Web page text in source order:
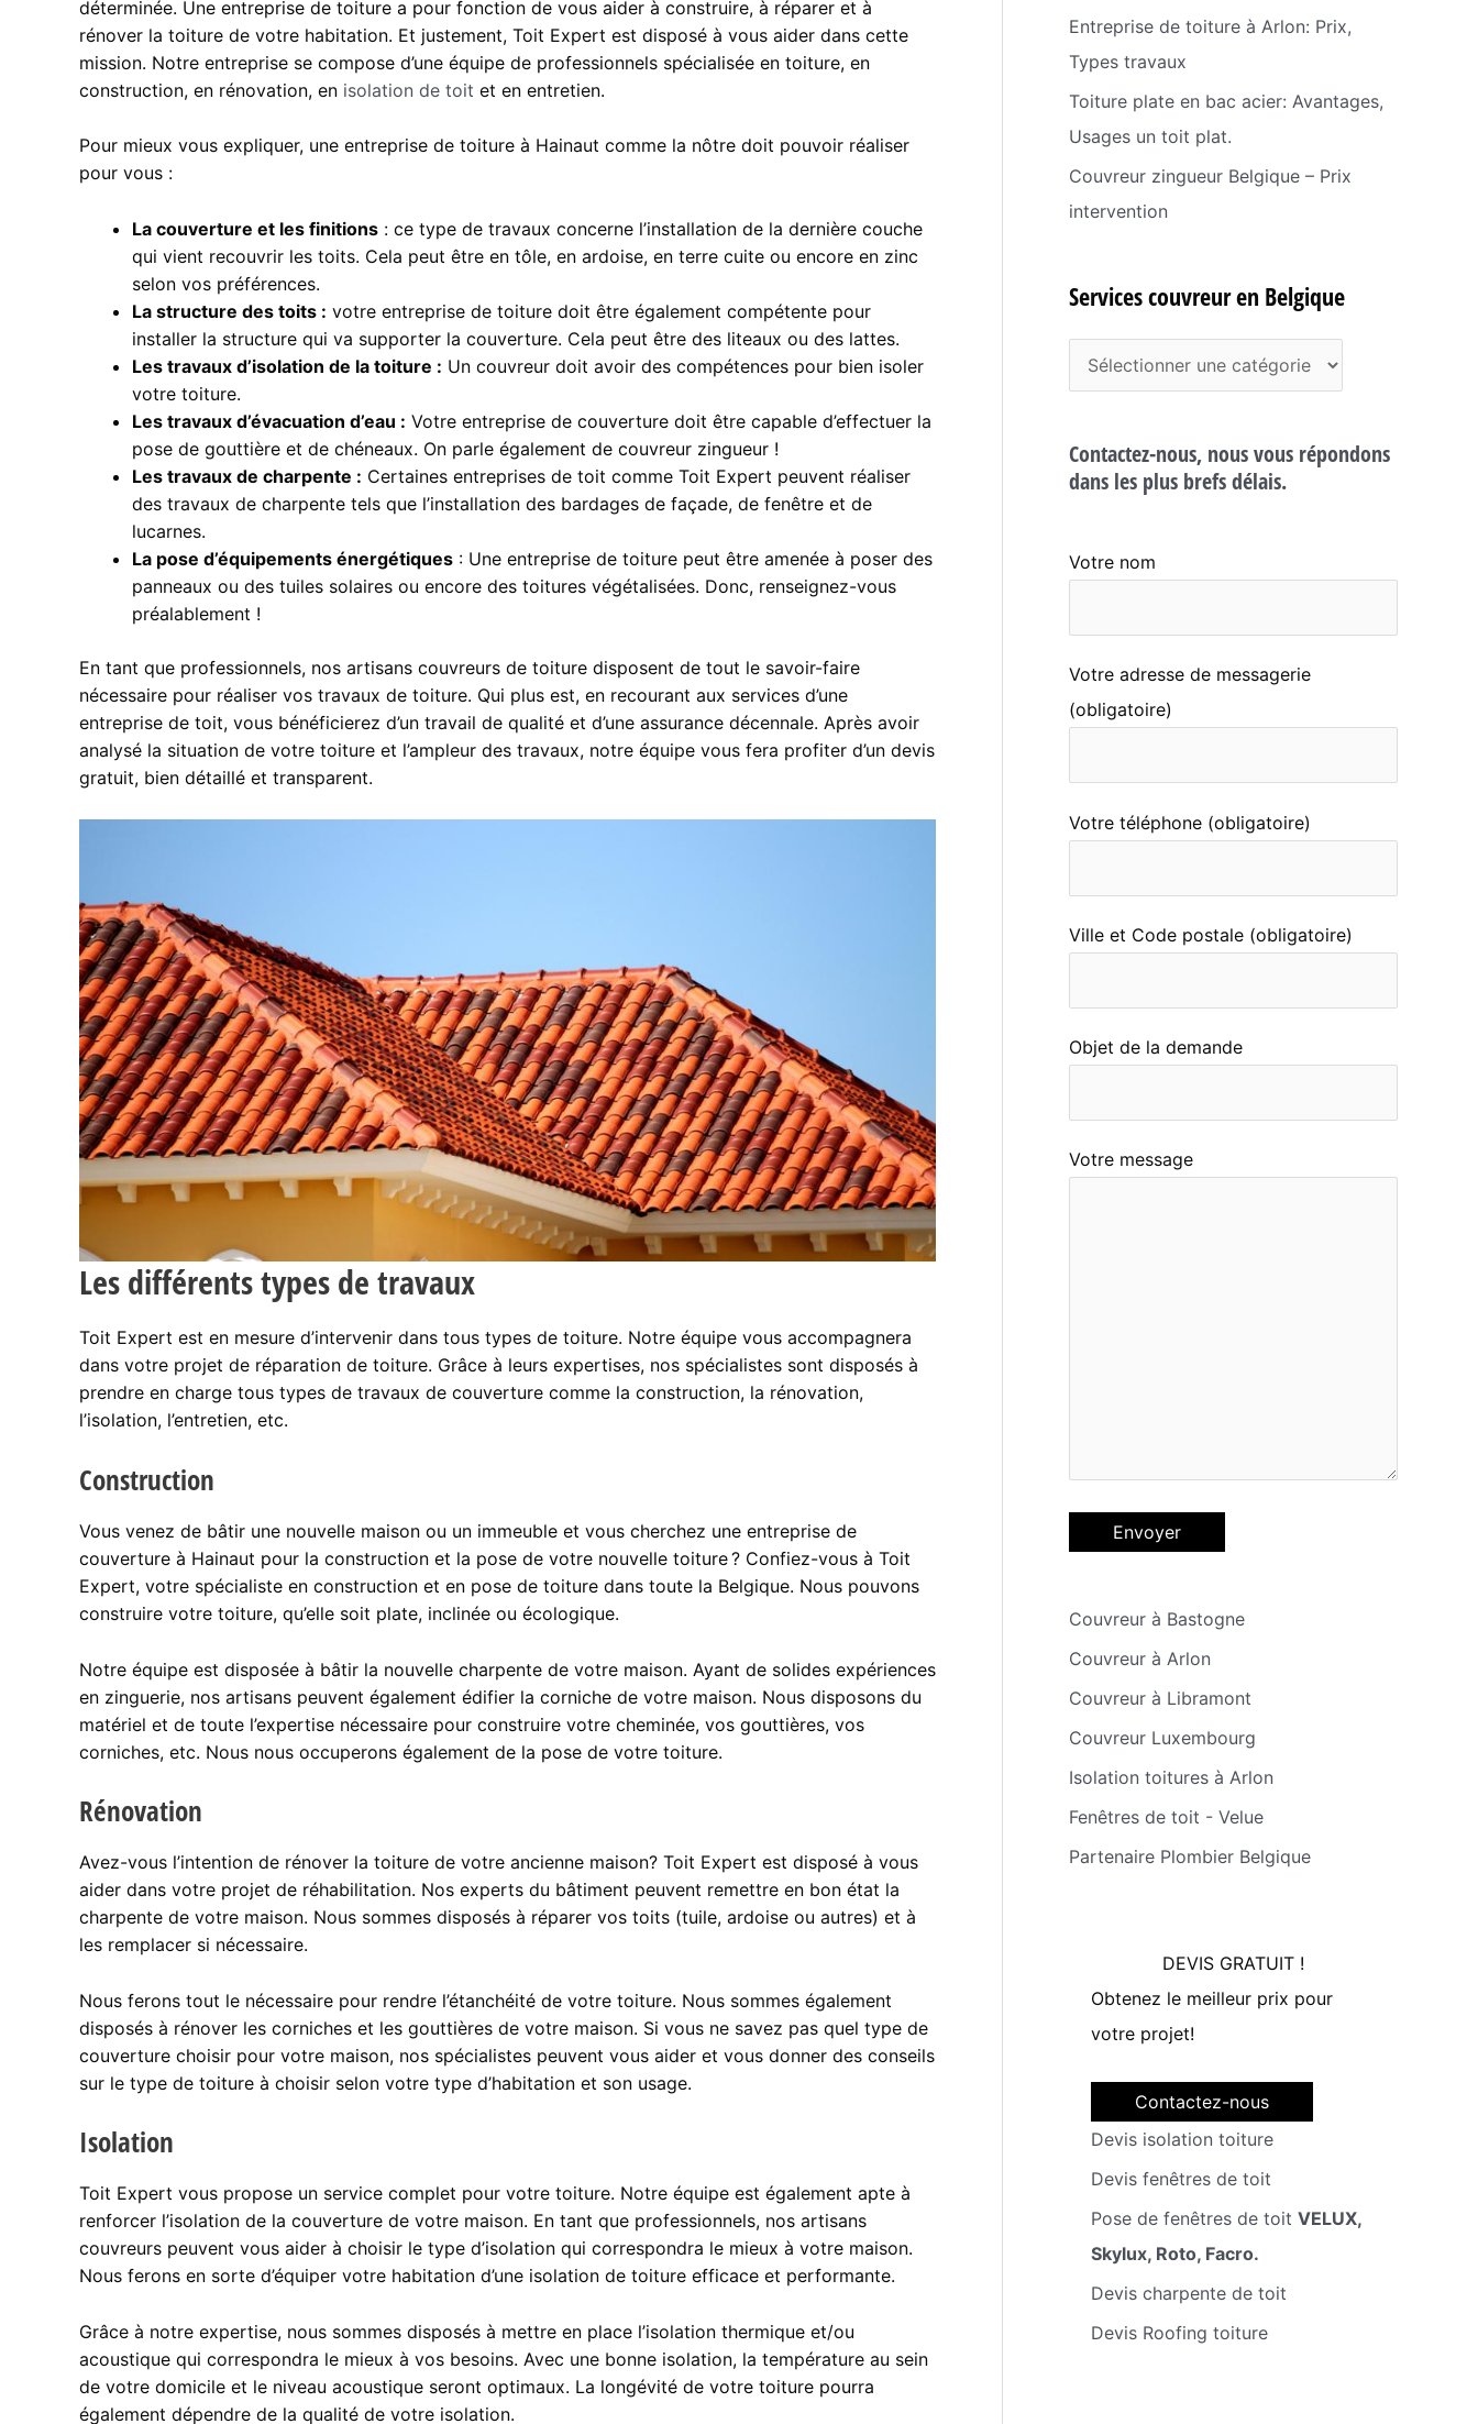
déterminée. Une entreprise de toiture a pour fonction de vous aider à construire, à réparer et à
rénover la toiture de votre habitation. Et justement, Toit Expert est disposé à vous aider dans cette
mission. Notre entreprise se compose d’une équipe de professionnels spécialisée en toiture, en
construction, en rénovation, en isolation de toit et en entretien.
Pour mieux vous expliquer, une entreprise de toiture à Hainaut comme la nôtre doit pouvoir réaliser
pour vous :
La couverture et les finitions : ce type de travaux concerne l’installation de la dernière couche
qui vient recouvrir les toits. Cela peut être en tôle, en ardoise, en terre cuite ou encore en zinc
selon vos préférences.
La structure des toits : votre entreprise de toiture doit être également compétente pour
installer la structure qui va supporter la couverture. Cela peut être des liteaux ou des lattes.
Les travaux d’isolation de la toiture : Un couvreur doit avoir des compétences pour bien isoler
votre toiture.
Les travaux d’évacuation d’eau : Votre entreprise de couverture doit être capable d’effectuer la
pose de gouttière et de chéneaux. On parle également de couvreur zingueur !
Les travaux de charpente : Certaines entreprises de toit comme Toit Expert peuvent réaliser
des travaux de charpente tels que l’installation des bardages de façade, de fenêtre et de
lucarnes.
La pose d’équipements énergétiques : Une entreprise de toiture peut être amenée à poser des
panneaux ou des tuiles solaires ou encore des toitures végétalisées. Donc, renseignez-vous
préalablement !
En tant que professionnels, nos artisans couvreurs de toiture disposent de tout le savoir-faire
nécessaire pour réaliser vos travaux de toiture. Qui plus est, en recourant aux services d’une
entreprise de toit, vous bénéficierez d’un travail de qualité et d’une assurance décennale. Après avoir
analysé la situation de votre toiture et l’ampleur des travaux, notre équipe vous fera profiter d’un devis
gratuit, bien détaillé et transparent.
Les différents types de travaux
Toit Expert est en mesure d’intervenir dans tous types de toiture. Notre équipe vous accompagnera
dans votre projet de réparation de toiture. Grâce à leurs expertises, nos spécialistes sont disposés à
prendre en charge tous types de travaux de couverture comme la construction, la rénovation,
l’isolation, l’entretien, etc.
Construction
Vous venez de bâtir une nouvelle maison ou un immeuble et vous cherchez une entreprise de
couverture à Hainaut pour la construction et la pose de votre nouvelle toiture ? Confiez-vous à Toit
Expert, votre spécialiste en construction et en pose de toiture dans toute la Belgique. Nous pouvons
construire votre toiture, qu’elle soit plate, inclinée ou écologique.
Notre équipe est disposée à bâtir la nouvelle charpente de votre maison. Ayant de solides expériences
en zinguerie, nos artisans peuvent également édifier la corniche de votre maison. Nous disposons du
matériel et de toute l’expertise nécessaire pour construire votre cheminée, vos gouttières, vos
corniches, etc. Nous nous occuperons également de la pose de votre toiture.
Rénovation
Avez-vous l’intention de rénover la toiture de votre ancienne maison? Toit Expert est disposé à vous
aider dans votre projet de réhabilitation. Nos experts du bâtiment peuvent remettre en bon état la
charpente de votre maison. Nous sommes disposés à réparer vos toits (tuile, ardoise ou autres) et à
les remplacer si nécessaire.
Nous ferons tout le nécessaire pour rendre l’étanchéité de votre toiture. Nous sommes également
disposés à rénover les corniches et les gouttières de votre maison. Si vous ne savez pas quel type de
couverture choisir pour votre maison, nos spécialistes peuvent vous aider et vous donner des conseils
sur le type de toiture à choisir selon votre type d’habitation et son usage.
Isolation
Toit Expert vous propose un service complet pour votre toiture. Notre équipe est également apte à
renforcer l’isolation de la couverture de votre maison. En tant que professionnels, nos artisans
couvreurs peuvent vous aider à choisir le type d’isolation qui correspondra le mieux à votre maison.
Nous ferons en sorte d’équiper votre habitation d’une isolation de toiture efficace et performante.
Grâce à notre expertise, nous sommes disposés à mettre en place l’isolation thermique et/ou
acoustique qui correspondra le mieux à vos besoins. Avec une bonne isolation, la température au sein
de votre domicile et le niveau acoustique seront optimaux. La longévité de votre toiture pourra
également dépendre de la qualité de votre isolation.
Entreprise de toiture à Arlon: Prix,
Types travaux
Toiture plate en bac acier: Avantages,
Usages un toit plat.
Couvreur zingueur Belgique – Prix
intervention
Services couvreur en Belgique
e
v
i
e
c
o
u
r
e
u
n
l
q
Contactez-nous, nous vous répondons
dans les plus brefs délais.
Votre nom
Votre adresse de messagerie
(obligatoire)
Votre téléphone (obligatoire)
Ville et Code postale (obligatoire)
Objet de la demande
Votre message
Couvreur à Bastogne
Couvreur à Arlon
Couvreur à Libramont
Couvreur Luxembourg
Isolation toitures à Arlon
Fenêtres de toit - Velue
Partenaire Plombier Belgique
DEVIS GRATUIT !
Obtenez le meilleur prix pour
votre projet!
Contactez-nous
Devis isolation toiture
Devis fenêtres de toit
Pose de fenêtres de toit VELUX,
Skylux, Roto, Facro.
Devis charpente de toit
Devis Roofing toiture